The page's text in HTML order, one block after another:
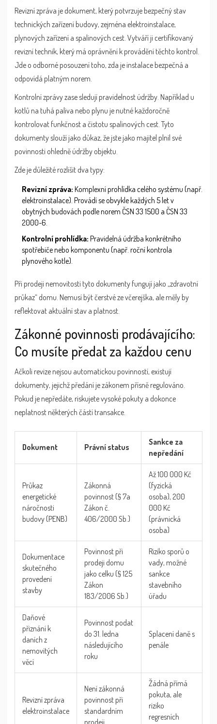
Revizní zpráva je dokument, který potvrzuje bezpečný stav
technických zařízení budovy, zejména elektroinstalace,
plynových zařízení a spalinových cest. Vytváří ji certifikovaný
revizní technik, který má oprávnění k provádění těchto kontrol.
Jde o odborné posouzení toho, zda je instalace bezpečná a
odpovídá platným norem.
Kontrolní zprávy zase sledují pravidelnost údržby. Například u
kotlů na tuhá paliva nebo plynu je nutné každoročně
kontrolovat funkčnost a čistotu spalinových cest. Tyto
dokumenty slouží jako důkaz, že jste jako majitel plnil své
povinnosti ohledně údržby objektu.
Zde je důležité rozlišit dva typy:
Revizní zpráva: Komplexní prohlídka celého systému (např.
elektroinstalace). Provádí se obvykle každých 5 let v
obytných budovách podle norem ČSN 33 1500 a ČSN 33
2000-6.
Kontrolní prohlídka: Pravidelná údržba konkrétního
spotřebiče nebo komponentu (např. roční kontrola
plynového kotle).
Při prodeji nemovitosti tyto dokumenty fungují jako „zdravotní
průkaz“ domu. Nemusí být čerstvé ze včerejška, ale měly by
reflektovat aktuální stav a platnost.
Zákonné povinnosti prodávajícího:
Co musíte předat za každou cenu
Ačkoli revize nejsou automatickou povinností, existují
dokumenty, jejichž předání je zákonem přísně regulováno.
Pokud je nepředáte, riskujete vysoké pokuty a dokonce
neplatnost některých částí transakce.
Dokument Právní status
Sankce za
nepředání
Průkaz
energetické
náročnosti
budovy (PENB)
Zákonná
povinnost (§ 7a
Zákon č.
406/2000 Sb.)
Až 100 000 Kč
(fyzická
osoba), 200
000 Kč
(právnická
osoba)
Dokumentace
skutečného
provedení
stavby
Povinnost při
prodeji domu
jako celku (§ 125
Zákon
183/2006 Sb.)
Riziko sporů o
vady, možné
sankce
stavebního
úřadu
Daňové
přiznání k
daních z
nemovitých
věcí
Povinnost podat
do 31. ledna
následujícího
roku
Splacení daně s
penále
Revizní zpráva
elektroinstalace
Není zákonná
povinnost při
standardním
Žádná přímá
pokuta, ale
riziko
regresních